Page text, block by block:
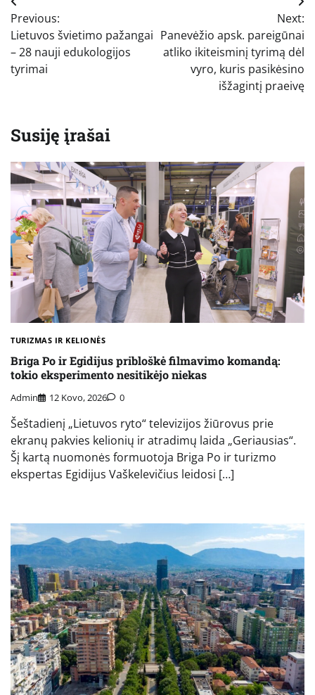
Navigacija
tarp
įrašų
Previous:
Lietuvos švietimo pažangai
– 28 nauji edukologijos
tyrimai
Next:
Panevėžio apsk. pareigūnai
atliko ikiteisminį tyrimą dėl
vyro, kuris pasikėsino
išžagintį praeivę
Susiję įrašai
TURIZMAS IR KELIONĖS
Briga Po ir Egidijus pribloškė filmavimo komandą:
tokio eksperimento nesitikėjo niekas
Admin 12 Kovo, 2026 0
Šeštadienį „Lietuvos ryto“ televizijos žiūrovus prie
ekranų pakvies kelionių ir atradimų laida „Geriausias“.
Šį kartą nuomonės formuotoja Briga Po ir turizmo
ekspertas Egidijus Vaškelevičius leidosi […]